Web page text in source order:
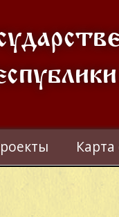
Карта